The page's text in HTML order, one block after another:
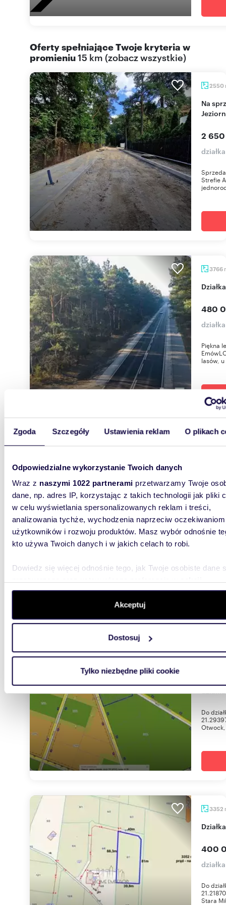
Zgoda Szczegóły Ustawienia reklam O plikach
Odpowiedzialne wykorzystanie Twoich danych
Wraz z naszymi 1022 partnerami przetwarzamy Twoje
dane, np. adres IP, korzystając z takich technologii jak pliki
w celu wyświetlania spersonalizowanych reklam i treści,
analizowania tychże, wychodzenia naprzeciw oczekiwaniom
użytkowników i rozwoju produktów. Masz wybór odnośnie
kto używa Twoich danych i w jakich celach to robi.
Dowiedz się więcej odnośnie tego, jak Twoje osobiste dane
szczegółów. W Deklaracji plików cookie możesz zmienić
wycofać swoją zgodę w dowolnej chwili.
aby oferować funkcje społecznościowe i analizować ruch w
witrynie. Informacje o tym, jak korzystasz z naszej witryny,
analitycznym. Partnerzy mogą połączyć te informacje z
korzystania z ich usług.
Akceptuj
Dostosuj
Tylko niezbędne pliki cookie
Oferty spełniające Twoje kryteria w
promieniu15 km (zobacz wszystkie)
2550
Na sprzedaż działka 2550 m² w Konstancinie-
2
Strefie
3766
480
Piękna
lasów,
1 500
Do
5306
Do
3352
400
Do
Stara